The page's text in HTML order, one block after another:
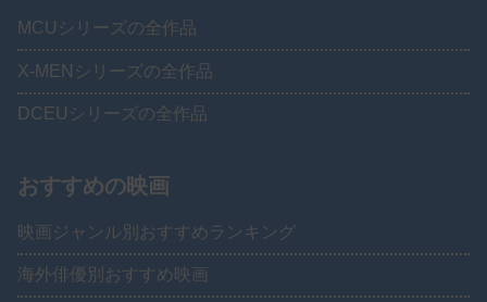
MCUシリーズの全作品
X-MENシリーズの全作品
DCEUシリーズの全作品
おすすめの映画
映画ジャンル別おすすめランキング
海外俳優別おすすめ映画